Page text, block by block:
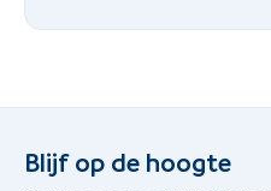
Blijf op de hoogte